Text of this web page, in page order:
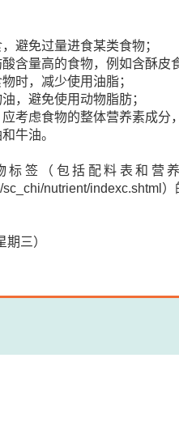
避免过量进食某类食物；
含量高的食物，例如含酥皮
时，减少使用油脂；
，避免使用动物脂肪；
考虑食物的整体营养素成分
牛油。
标签（包括配料表和营
sc_chi/nutrient/indexc.shtml
三）